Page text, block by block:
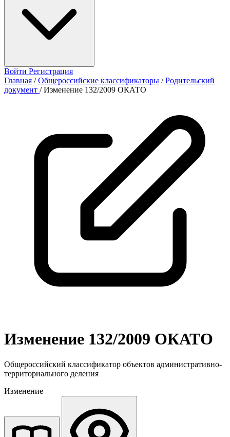
Войти Регистрация
Главная / Общероссийские классификаторы / Родительский
документ / Изменение 132/2009 ОКАТО
Изменение 132/2009 ОКАТО
Общероссийский классификатор объектов административно-
территориального деления
Изменение